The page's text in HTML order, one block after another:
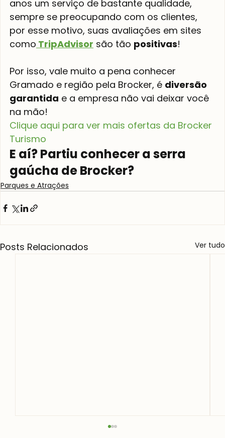
anos um serviço de bastante qualidade,
sempre se preocupando com os clientes,
por esse motivo, suas avaliações em sites
como TripAdvisor são tão positivas!
Por isso, vale muito a pena conhecer
Gramado e região pela Brocker, é diversão
garantida e a empresa não vai deixar você
na mão!
Clique aqui para ver mais ofertas da Brocker
Turismo
E aí? Partiu conhecer a serra
gaúcha de Brocker?
Parques e Atrações
Posts Relacionados Ver tudo